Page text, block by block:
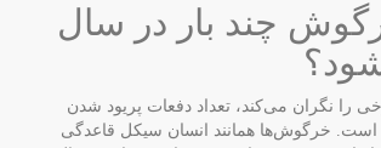
چند بار در سال
را نگران می‌کند، تعداد دفعات پریود شدن
خرگوش‌ها همانند انسان سیکل قاعدگی